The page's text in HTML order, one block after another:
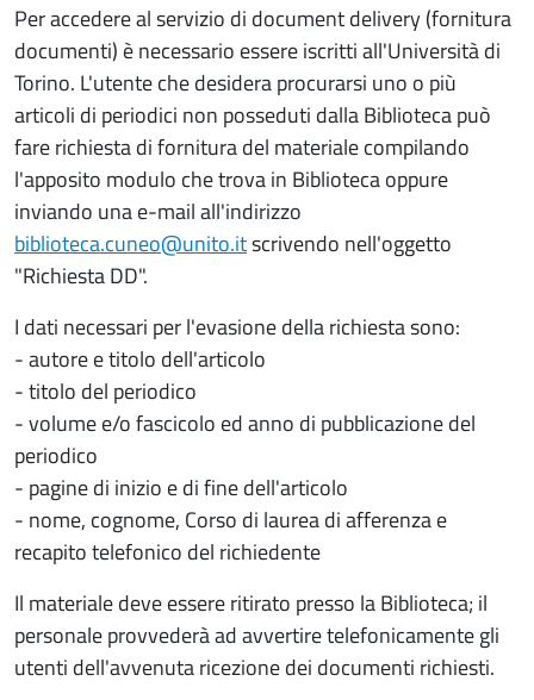
Per accedere al servizio di document delivery (fornitura
documenti) è necessario essere iscritti all'Università di
Torino. L'utente che desidera procurarsi uno o più
articoli di periodici non posseduti dalla Biblioteca può
fare richiesta di fornitura del materiale compilando
l'apposito modulo che trova in Biblioteca oppure
inviando una e-mail all'indirizzo
biblioteca.cuneo@unito.itscrivendo nell'oggetto
"Richiesta DD".
I dati necessari per l'evasione della richiesta sono:
- autore e titolo dell'articolo
- titolo del periodico
- volume e/o fascicolo ed anno di pubblicazione del
periodico
- pagine di inizio e di fine dell'articolo
- nome, cognome, Corso di laurea di afferenza e
recapito telefonico del richiedente
Il materiale deve essere ritirato presso la Biblioteca; il
personale provvederà ad avvertire telefonicamente gli
utenti dell'avvenuta ricezione dei documenti richiesti.